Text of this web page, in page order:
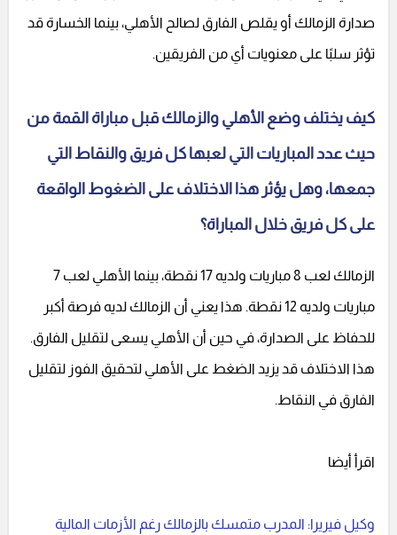
صدارة الزمالك أو يقلص الفارق لصالح الأهلي، بينما الخسارة قد
تؤثر سلبًا على معنويات أي من الفريقين.
كيف يختلف وضع الأهلي والزمالك قبل مباراة القمة من
حيث عدد المباريات التي لعبها كل فريق والنقاط التي
جمعها، وهل يؤثر هذا الاختلاف على الضغوط الواقعة
على كل فريق خلال المباراة؟
الزمالك لعب 8 مباريات ولديه 17 نقطة، بينما الأهلي لعب 7
مباريات ولديه 12 نقطة. هذا يعني أن الزمالك لديه فرصة أكبر
للحفاظ على الصدارة، في حين أن الأهلي يسعى لتقليل الفارق.
هذا الاختلاف قد يزيد الضغط على الأهلي لتحقيق الفوز لتقليل
الفارق في النقاط.
اقرأ أيضا
وكيل فيريرا: المدرب متمسك بالزمالك رغم الأزمات المالية